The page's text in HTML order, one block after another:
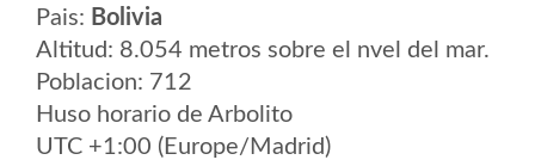
Pais: Bolivia
Altitud: 8.054 metros sobre el nvel del mar.
Poblacion: 712
Huso horario de Arbolito
UTC +1:00 (Europe/Madrid)